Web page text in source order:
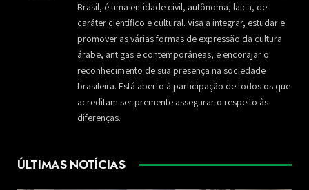
Brasil, é uma entidade civil, autônoma, laica, de
caráter científico e cultural. Visa a integrar, estudar e
promover as várias formas de expressão da cultura
árabe, antigas e contemporâneas, e encorajar o
reconhecimento de sua presença na sociedade
brasileira. Está aberto à participação de todos os que
acreditam ser premente assegurar o respeito às
diferenças.
ÚLTIMAS NOTÍCIAS